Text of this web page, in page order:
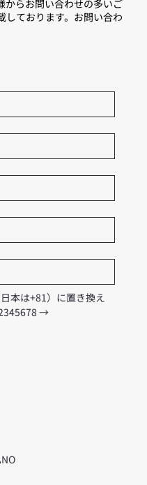
からお問い合わせの多いご
しております。お問い合わ
本は+81）に置き換え
→